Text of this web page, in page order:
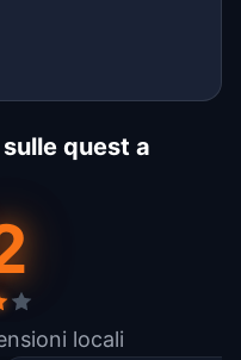
quest a
locali